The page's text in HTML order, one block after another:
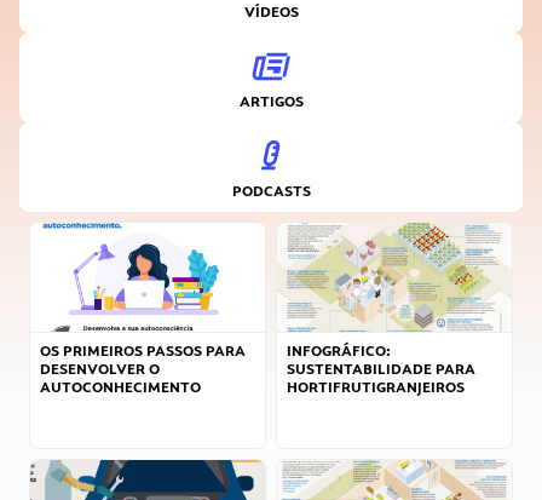
VÍDEOS
ARTIGOS
PODCASTS
OS PRIMEIROS PASSOS PARA
DESENVOLVER O
AUTOCONHECIMENTO
INFOGRÁFICO:
SUSTENTABILIDADE PARA
HORTIFRUTIGRANJEIROS